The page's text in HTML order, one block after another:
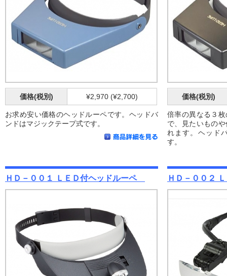
価格(税別) ¥2,970 (¥2,700)
お求め安い価格のヘッドルーペです。ヘッドバ
ンドはマジックテープ式です。
価格(税別)
倍率の異なる３
で、見たいもの
れます。ヘッド
す。
ＨＤ－００１ ＬＥＤ付ヘッドルーペ ＨＤ－００２